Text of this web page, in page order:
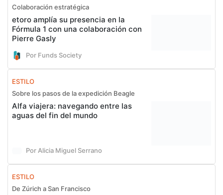
Colaboración estratégica
etoro amplía su presencia en la
Fórmula 1 con una colaboración con
Pierre Gasly
Por Funds Society
ESTILO
Sobre los pasos de la expedición Beagle
Alfa viajera: navegando entre las
aguas del fin del mundo
Por Alicia Miguel Serrano
ESTILO
De Zúrich a San Francisco